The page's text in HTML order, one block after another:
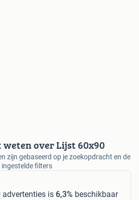
weten over Lijst 60x90
zijn gebaseerd op je zoekopdracht en de
ingestelde filters
advertenties is 6,3% beschikbaar